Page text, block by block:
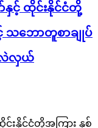
နှင့် ထိုင်းနိုင်ငံတို့
င့် သဘောတူစာချုပ်
လဲလှယ်
င်းနိုင်ငံတို့အကြား နှစ်